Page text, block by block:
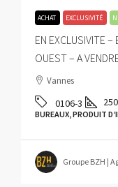
ACHAT EXCLUSIVITÉ
EN EXCLUSIVITE
OUEST – A
Vannes
0106-3 250
BUREAUX, PRODUIT
Groupe BZH |